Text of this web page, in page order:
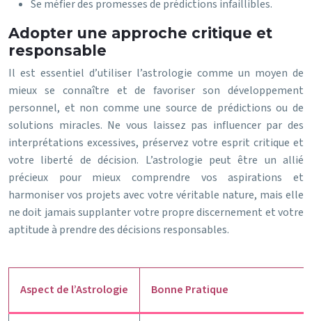
Se méfier des promesses de prédictions infaillibles.
Adopter une approche critique et
responsable
Il est essentiel d’utiliser l’astrologie comme un moyen de
mieux se connaître et de favoriser son développement
personnel, et non comme une source de prédictions ou de
solutions miracles. Ne vous laissez pas influencer par des
interprétations excessives, préservez votre esprit critique et
votre liberté de décision. L’astrologie peut être un allié
précieux pour mieux comprendre vos aspirations et
harmoniser vos projets avec votre véritable nature, mais elle
ne doit jamais supplanter votre propre discernement et votre
aptitude à prendre des décisions responsables.
Aspect de l’Astrologie Bonne Pratique